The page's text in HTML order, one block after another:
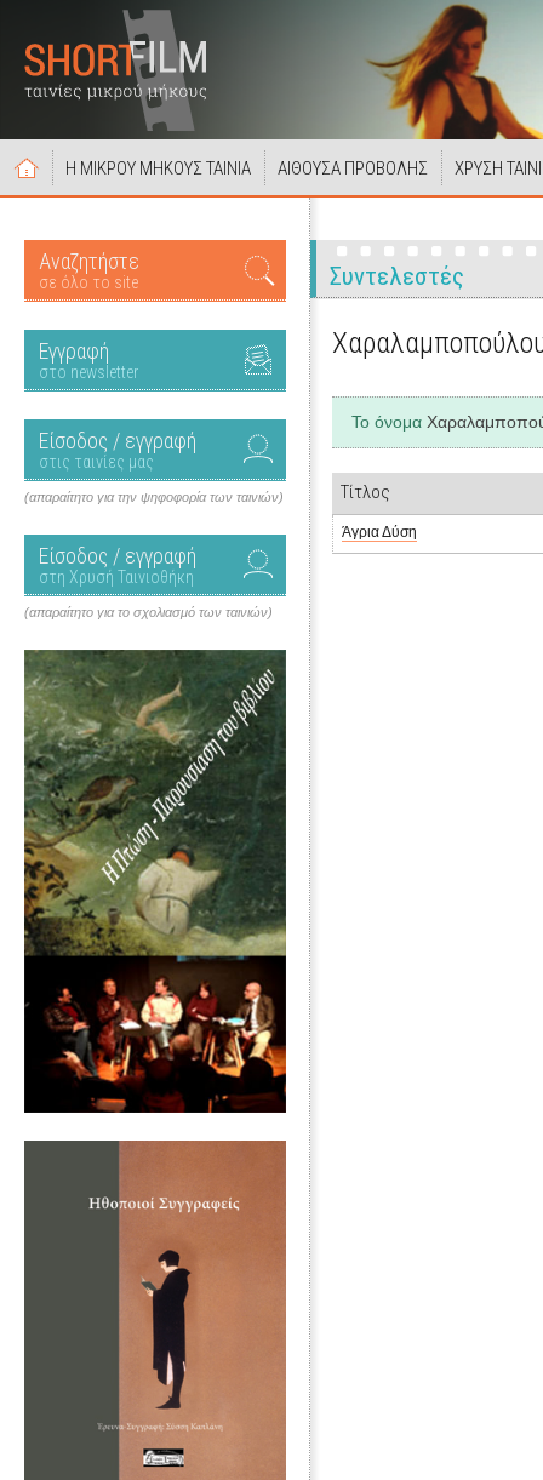
Η ΜΙΚΡΟΥ ΜΗΚΟΥΣ ΤΑΙΝΙΑ ΑΙΘΟΥΣΑ ΠΡΟΒΟΛΗΣ ΧΡΥΣΗ
Αναζητήστε
σε όλο το site
Εγγραφή
στο newsletter
Είσοδος / εγγραφή
στις ταινίες μας
(απαραίτητο για την ψηφοφορία των ταινιών)
Είσοδος / εγγραφή
στη Χρυσή Ταινιοθήκη
(απαραίτητο για το σχολιασμό των ταινιών)
Συντελεστές
Το όνομα
Τίτλος
Άγρια Δύση